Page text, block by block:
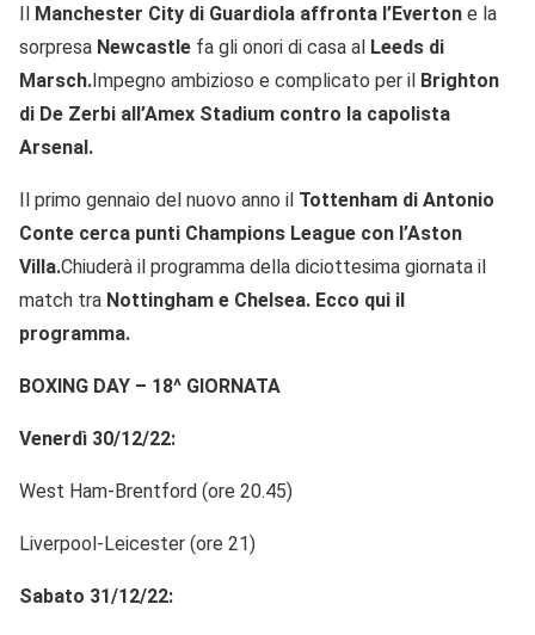
Il Manchester City di Guardiola affronta l’Everton e la
sorpresa Newcastle fa gli onori di casa al Leeds di
Marsch.Impegno ambizioso e complicato per il Brighton
di De Zerbi all’Amex Stadium contro la capolista
Arsenal.
Il primo gennaio del nuovo anno il Tottenham di Antonio
Conte cerca punti Champions League con l’Aston
Villa.Chiuderà il programma della diciottesima giornata il
match tra Nottingham e Chelsea. Ecco qui il
programma.
BOXING DAY – 18^ GIORNATA
Venerdì 30/12/22:
West Ham-Brentford (ore 20.45)
Liverpool-Leicester (ore 21)
Sabato 31/12/22: